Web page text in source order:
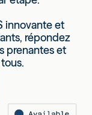
innovante et
, répondez
prenantes et